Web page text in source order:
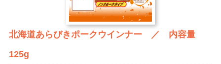
北海道あらびきポークウインナー ／ 内容量
125g